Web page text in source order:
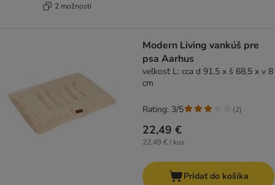
2 možností
Modern Living vankúš pre
psa Aarhus
veľkosť L: cca d 91,5 x š 68,5 x v 8
cm
22,49 €
22,49 € / kus
Rating: 3/5 (2)
Pridať do košíka